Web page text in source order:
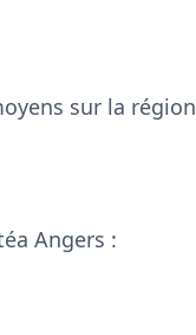
sur la région
Angers :